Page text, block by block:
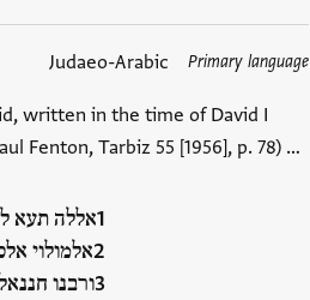
Primary language
Judaeo-Arabic
written in the time of David I
Fenton, Tarbiz 55 [1956], p. 78) …
אללה תעא
אלמולוי
ורבנו
العلامات